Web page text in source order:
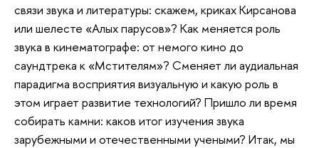
связи звука и литературы: скажем, криках Кирсанова
или шелесте «Алых парусов»? Как меняется роль
звука в кинематографе: от немого кино до
саундтрека к «Мстителям»? Сменяет ли аудиальная
парадигма восприятия визуальную и какую роль в
этом играет развитие технологий? Пришло ли время
собирать камни: каков итог изучения звука
зарубежными и отечественными учеными? Итак, мы